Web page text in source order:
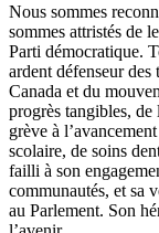
Nous sommes
sommes attristés de
Parti démocratique.
ardent défenseur
Canada et du
progrès tangibles, de
grève à
scolaire, de soins
failli à son
communautés, et sa
au Parlement. Son